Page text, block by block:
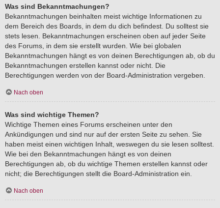
Was sind Bekanntmachungen?
Bekanntmachungen beinhalten meist wichtige Informationen zu
dem Bereich des Boards, in dem du dich befindest. Du solltest sie
stets lesen. Bekanntmachungen erscheinen oben auf jeder Seite
des Forums, in dem sie erstellt wurden. Wie bei globalen
Bekanntmachungen hängt es von deinen Berechtigungen ab, ob du
Bekanntmachungen erstellen kannst oder nicht. Die
Berechtigungen werden von der Board-Administration vergeben.
Nach oben
Was sind wichtige Themen?
Wichtige Themen eines Forums erscheinen unter den
Ankündigungen und sind nur auf der ersten Seite zu sehen. Sie
haben meist einen wichtigen Inhalt, weswegen du sie lesen solltest.
Wie bei den Bekanntmachungen hängt es von deinen
Berechtigungen ab, ob du wichtige Themen erstellen kannst oder
nicht; die Berechtigungen stellt die Board-Administration ein.
Nach oben